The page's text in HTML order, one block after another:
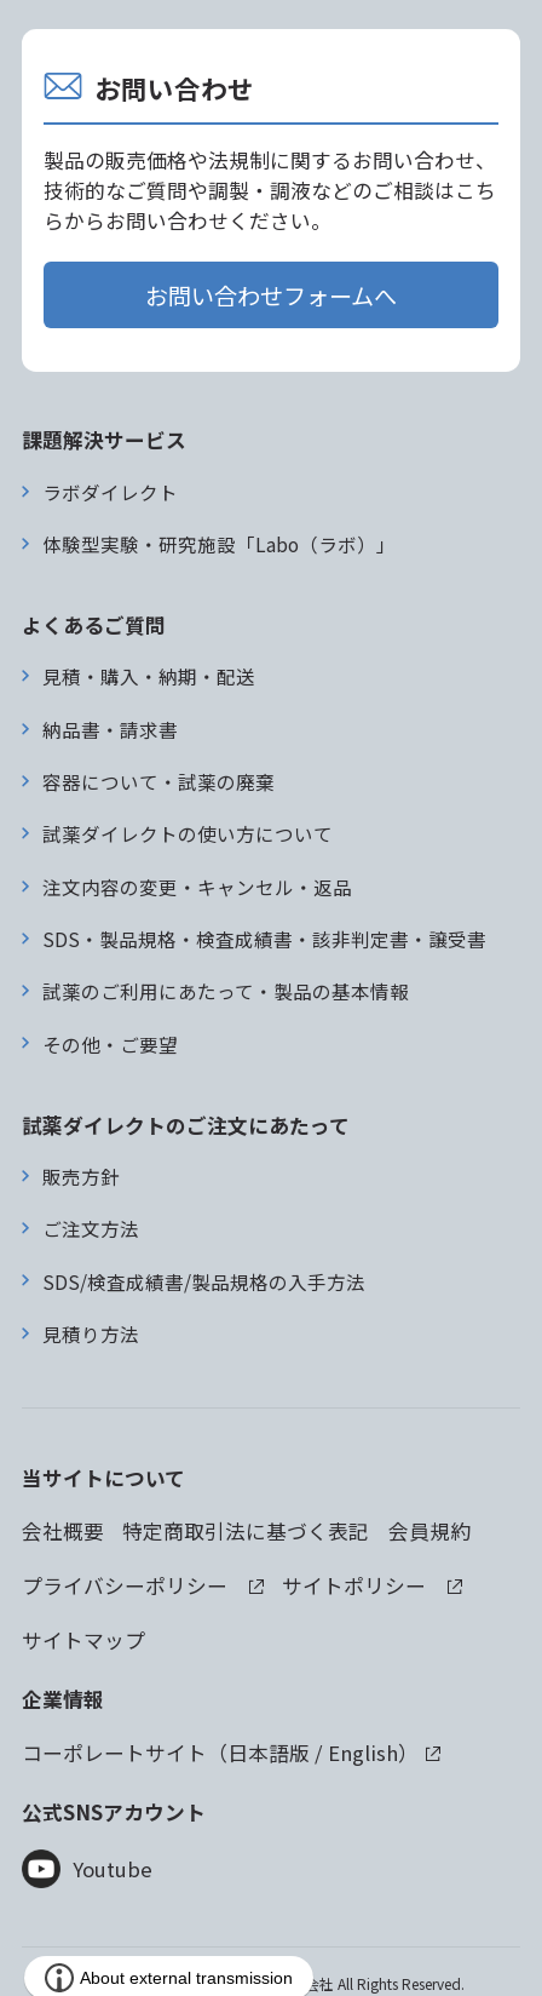
お問い合わせ
製品の販売価格や法規制に関するお問い合わせ、
技術的なご質問や調製・調液などのご相談はこち
らからお問い合わせください。
お問い合わせフォームへ
課題解決サービス
ラボダイレクト
体験型実験・研究施設「Labo（ラボ）」
よくあるご質問
見積・購入・納期・配送
納品書・請求書
容器について・試薬の廃棄
試薬ダイレクトの使い方について
注文内容の変更・キャンセル・返品
SDS・製品規格・検査成績書・該非判定書・譲受書
試薬のご利用にあたって・製品の基本情報
その他・ご要望
試薬ダイレクトのご注文にあたって
販売方針
ご注文方法
SDS/検査成績書/製品規格の入手方法
見積り方法
当サイトについて
会社概要
特定商取引法に基づく表記
会員規約
プライバシーポリシー
サイトポリシー
サイトマップ
企業情報
コーポレートサイト（日本語版 / English）
公式SNSアカウント
Youtube
Copyright © 2023 林純薬工業株式会社 All Rights Reserved.